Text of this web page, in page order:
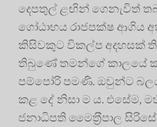
දෙපතුල් ළඟින් ගෙනැවිත්
ගෝඨාභය රාජපක්ෂ ආගිය
කිසිවකුට විකල්ප අදහසක්
තිබුණේ තමන්ගේ කාලයේ
පම්පෝරි පමණි. ඔවුන්ට
කළ දේ නිසා ම ය. එසේම,
ජනාධිපති මෛත‍්‍රීපාල